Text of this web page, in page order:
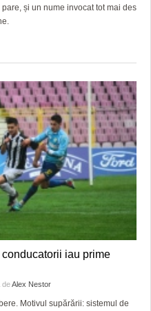
și un nume invocat tot mai des
iau prime
deAlex Nestor
Motivul supărării: sistemul de